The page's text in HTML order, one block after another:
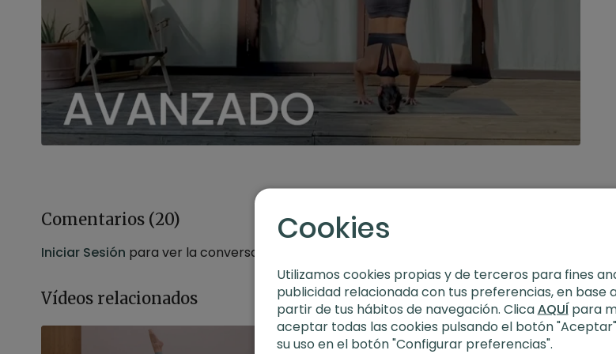
Comentarios (20)
Iniciar Sesión para ver la conversación
Vídeos relacionados
Cookies
Utilizamos cookies propias y de terceros para fines
publicidad relacionada con tus preferencias, en base
partir de tus hábitos de navegación. ClicaAQUÍpara
aceptar todas las cookies pulsando el botón
su uso en el botón "Configurar preferencias".